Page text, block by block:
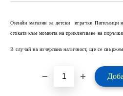
Онлайн магазин за детски играчки Патиланци
стоката към момента на приключване на
В случай на изчерпана наличност, ще се